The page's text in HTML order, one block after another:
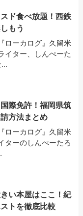
ド食べ放題！西鉄
もう
ローカログ』久留米
イター、しんぺーた
際免許！福岡県筑
方法まとめ
ローカログ』久留米
ターのしんぺーたろ
い本屋はここ！紀
トを徹底比較